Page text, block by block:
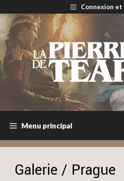
au
contenu
Connexion
Menu principal
Galerie / Prague